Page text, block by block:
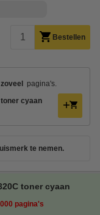
Bestellen
pagina's.
cyaan
te nemen.
toner cyaan
pagina's